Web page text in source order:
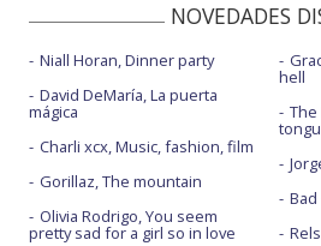
NOVEDADES
Niall Horan, Dinner party
David DeMaría, La puerta
mágica
Charli xcx, Music, fashion, film
Gorillaz, The mountain
Olivia Rodrigo, You seem
pretty sad for a girl so in love
hell
The
Bad